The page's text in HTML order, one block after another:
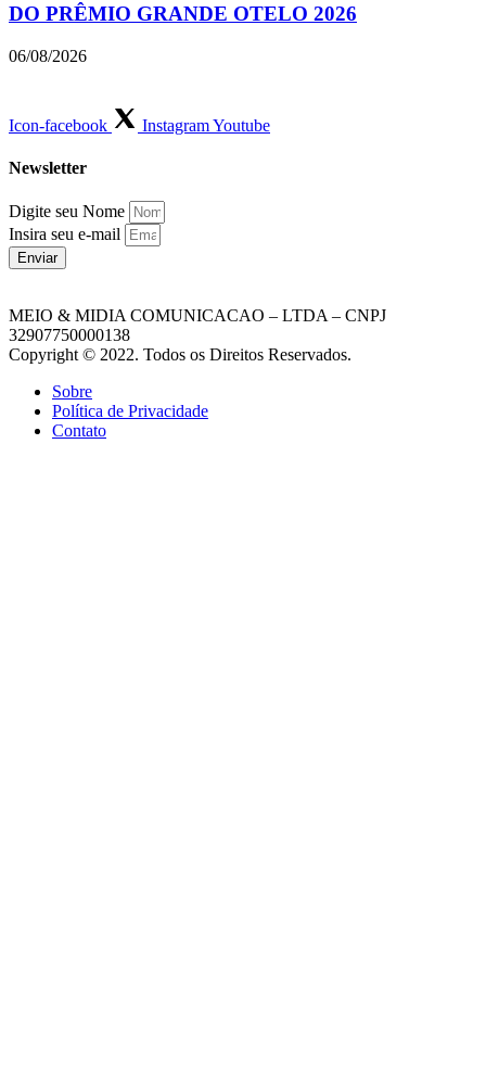
DO PRÊMIO GRANDE OTELO 2026
06/08/2026
Icon-facebook InstagramYoutube
Newsletter
Digite seu Nome
Insira seu e-mail
Enviar
MEIO & MIDIA COMUNICACAO – LTDA – CNPJ
32907750000138
Copyright © 2022. Todos os Direitos Reservados.
Sobre
Política de Privacidade
Contato